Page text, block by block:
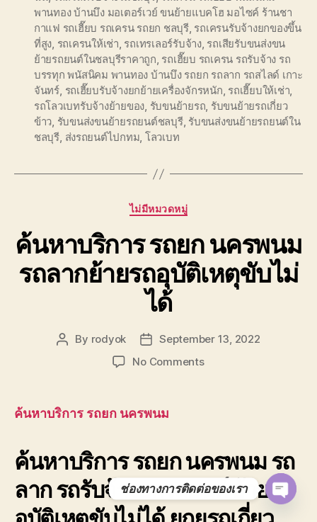
พานทอง บ้านบึง มอเตอร์เวย์ ขนย้ายแบคโฮ มอไซค์ ร้านชา
กาแฟ รถเฮี๊ยบ รถเครน รถยก ชลบุรี, รถเครนรับจ้างยกของขึ้น
ที่สูง, รถเครนให้เช่า, รถเทรเลอร์รับจ้าง, รถเสียรับขนส่งขน
ย้ายรถยนต์ในชลบุรีราคาถูก, รถเฮี๊ยบ รถเครน รถรับจ้าง รถ
บรรทุก พนัสนิคม พานทอง บ้านบึง รถยก รถลาก รถสไลด์ เกาะ
จันทร์, รถเฮี๊ยบรับจ้างยกย้ายเครื่องจักรหนัก, รถเฮี๊ยบให้เช่า,
รถโลวเบทรับจ้างย้ายของ, รับขนย้ายรถ, รับขนย้ายรถเกี่ยว
ข้าว, รับขนส่งขนย้ายรถยนต์ชลบุรี, รับขนส่งขนย้ายรถยนต์ใน
ชลบุรี, ส่งรถยนต์ไปกทม, โลวเบท
Categories
ไม่มีหมวดหมู่
ค้นหาบริการ รถยก นครพนม
รถลากย้ายรถอุบัติเหตุขับไม่
ได้
Post
By rodyok
Post
date
September 13, 2022
No Commentson
ลาก
ย้าย
รถ
อุบัติเหตุ
ขับ
ค้นหาบริการ รถยก นครพนม
ค้นหาบริการ รถยก นครพนม รถ
ลาก รถรับจ้างยกรถยนต์ ย้ายรถ
ช่องทางการติดต่อของเรา